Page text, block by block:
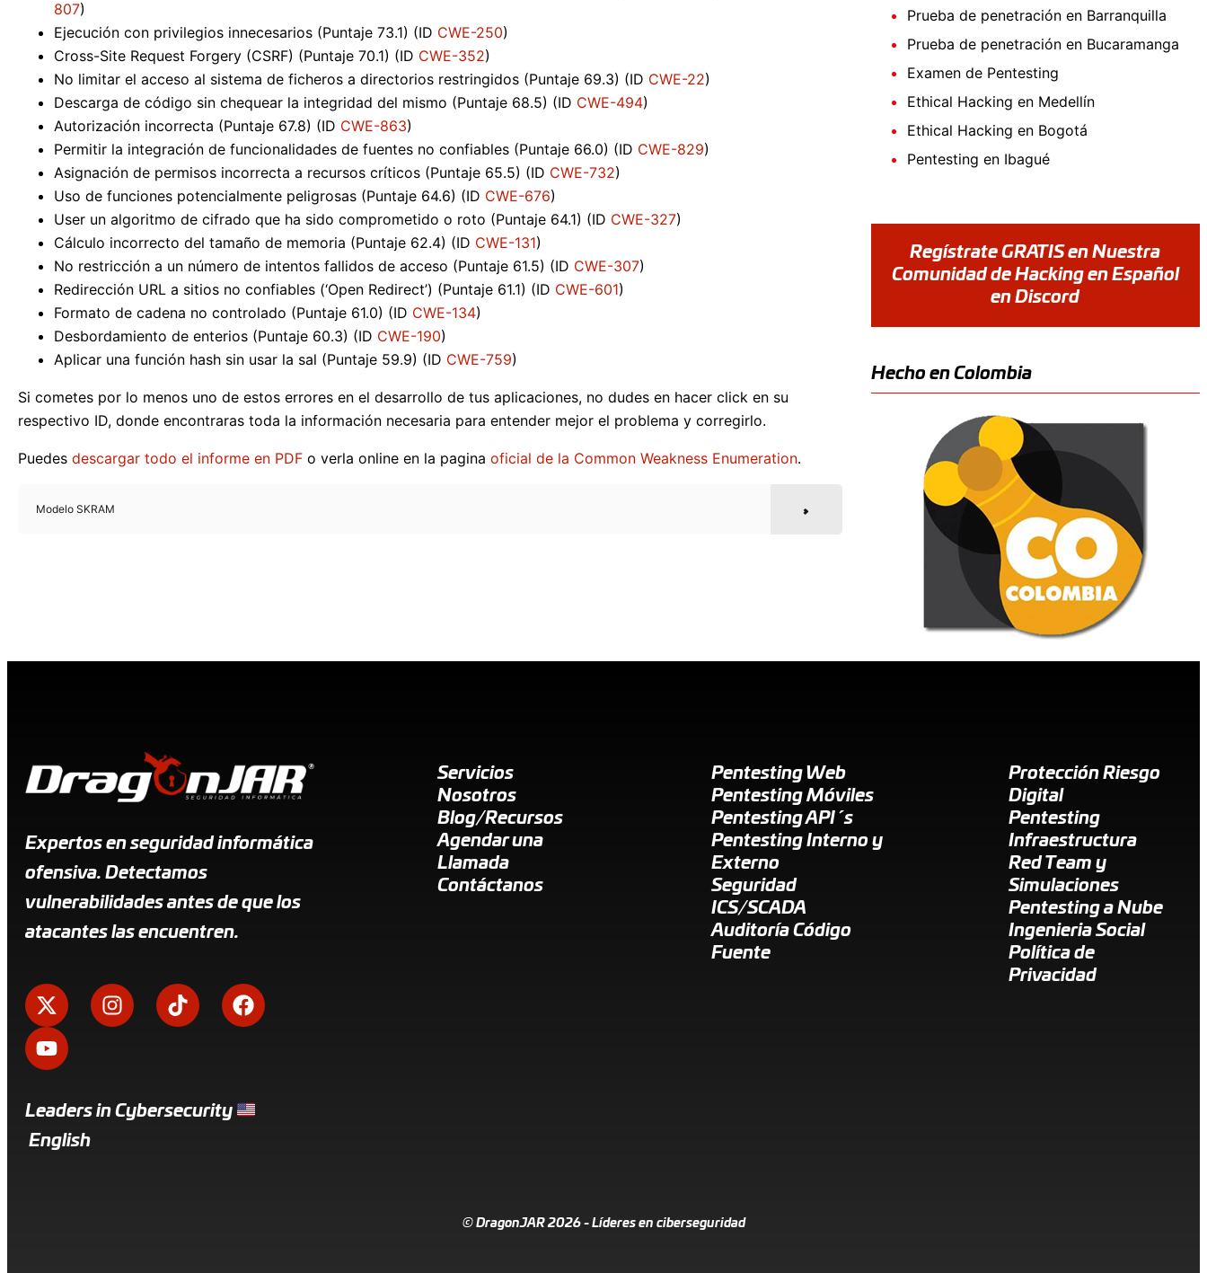
807)
Ejecución con privilegios innecesarios (Puntaje 73.1) (ID CWE-250)
Cross-Site Request Forgery (CSRF) (Puntaje 70.1) (ID CWE-352)
No limitar el acceso al sistema de ficheros a directorios restringidos (Puntaje 69.3) (ID CWE-22)
Descarga de código sin chequear la integridad del mismo (Puntaje 68.5) (ID CWE-494)
Autorización incorrecta (Puntaje 67.8) (ID CWE-863)
Permitir la integración de funcionalidades de fuentes no confiables (Puntaje 66.0) (ID CWE-829)
Asignación de permisos incorrecta a recursos críticos (Puntaje 65.5) (ID CWE-732)
Uso de funciones potencialmente peligrosas (Puntaje 64.6) (ID CWE-676)
User un algoritmo de cifrado que ha sido comprometido o roto (Puntaje 64.1) (ID CWE-327)
Cálculo incorrecto del tamaño de memoria (Puntaje 62.4) (ID CWE-131)
No restricción a un número de intentos fallidos de acceso (Puntaje 61.5) (ID CWE-307)
Redirección URL a sitios no confiables (‘Open Redirect’) (Puntaje 61.1) (ID CWE-601)
Formato de cadena no controlado (Puntaje 61.0) (ID CWE-134)
Desbordamiento de enterios (Puntaje 60.3) (ID CWE-190)
Aplicar una función hash sin usar la sal (Puntaje 59.9) (ID CWE-759)
Si cometes por lo menos uno de estos errores en el desarrollo de tus aplicaciones, no dudes en hacer click en su
respectivo ID, donde encontraras toda la información necesaria para entender mejor el problema y corregirlo.
Puedes descargar todo el informe en PDF o verla online en la pagina oficial de la Common Weakness Enumeration.
Modelo SKRAM
Prueba de penetración en Barranquilla
Prueba de penetración en Bucaramanga
Examen de Pentesting
Ethical Hacking en Medellín
Ethical Hacking en Bogotá
Pentesting en Ibagué
Regístrate GRATIS en Nuestra
Comunidad de Hacking en Español
en Discord
Hecho en Colombia
Expertos en seguridad informática
ofensiva. Detectamos
vulnerabilidades antes de que los
atacantes las encuentren.
Leaders in Cybersecurity
English
Servicios
Nosotros
Blog/Recursos
Agendar una
Llamada
Contáctanos
Pentesting Web
Pentesting Móviles
Pentesting API´s
Pentesting Interno y
Externo
Seguridad
ICS/SCADA
Auditoría Código
Fuente
Protección Riesgo
Digital
Pentesting
Infraestructura
Red Team y
Simulaciones
Pentesting a Nube
Ingenieria Social
Política de
Privacidad
© DragonJAR 2026 - Líderes en ciberseguridad